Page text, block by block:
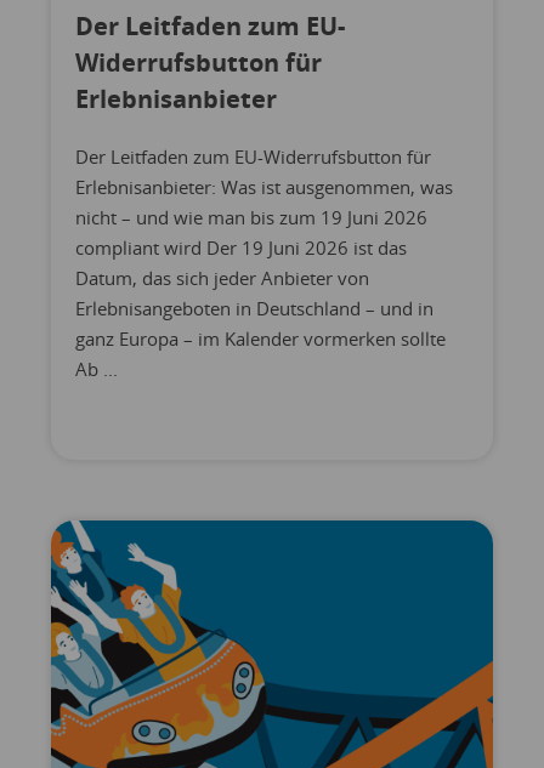
Der Leitfaden zum EU-
Widerrufsbutton für
Erlebnisanbieter
Der Leitfaden zum EU-Widerrufsbutton für
Erlebnisanbieter: Was ist ausgenommen, was
nicht – und wie man bis zum 19 Juni 2026
compliant wird Der 19 Juni 2026 ist das
Datum, das sich jeder Anbieter von
Erlebnisangeboten in Deutschland – und in
ganz Europa – im Kalender vormerken sollte
Ab ...